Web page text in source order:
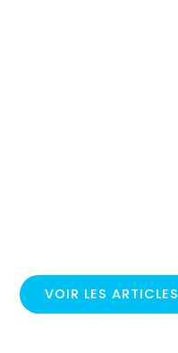
VOIR LES ARTICLES